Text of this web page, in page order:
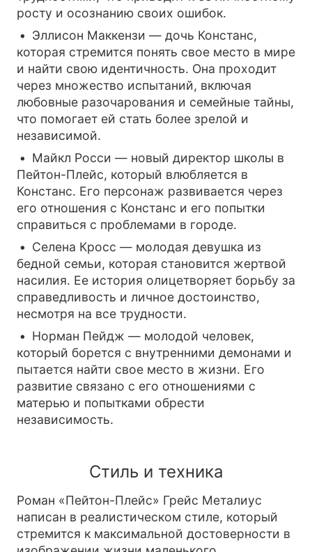
росту и осознанию своих ошибок.
Эллисон Маккензи — дочь Констанс,
которая стремится понять свое место в мире
и найти свою идентичность. Она проходит
через множество испытаний, включая
любовные разочарования и семейные тайны,
что помогает ей стать более зрелой и
независимой.
Майкл Росси — новый директор школы в
Пейтон-Плейс, который влюбляется в
Констанс. Его персонаж развивается через
его отношения с Констанс и его попытки
справиться с проблемами в городе.
Селена Кросс — молодая девушка из
бедной семьи, которая становится жертвой
насилия. Ее история олицетворяет борьбу за
справедливость и личное достоинство,
несмотря на все трудности.
Норман Пейдж — молодой человек,
который борется с внутренними демонами и
пытается найти свое место в жизни. Его
развитие связано с его отношениями с
матерью и попытками обрести
независимость.
Стиль и техника
Роман «Пейтон-Плейс» Грейс Металиус
написан в реалистическом стиле, который
стремится к максимальной достоверности в